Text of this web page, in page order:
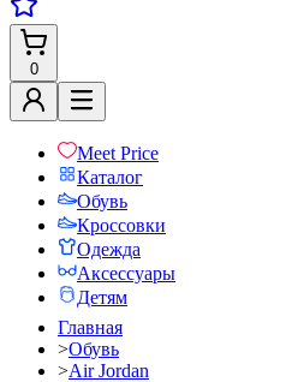
0
Meet Price
Каталог
Обувь
Кроссовки
Одежда
Аксессуары
Детям
Главная
>Обувь
>Air Jordan